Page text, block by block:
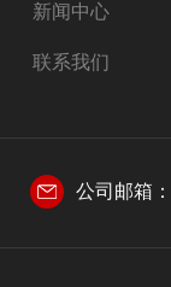
新闻中心
联系我们
公司邮箱：